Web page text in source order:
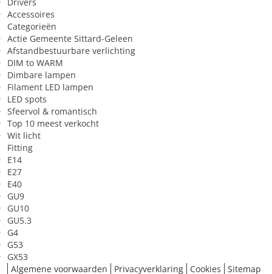
Geschikt voor constante
spanning
Sfeer van het licht
Sfeervol/kalm/gezellig
Toepassing in (ruimte)
Zeer geschikt voor
Accessoires
Categorieën
Actie Gemeente Sittard-Geleen
Afstandbestuurbare verlichting
DIM to WARM
Dimbare lampen
Filament LED lampen
LED spots
Sfeervol & romantisch
Top 10 meest verkocht
Wit licht
Fitting
E14
E27
E40
GU9
GU10
GU5.3
G4
G53
GX53
Algemene voorwaarden
Privacyverklaring Cookies Sitemap